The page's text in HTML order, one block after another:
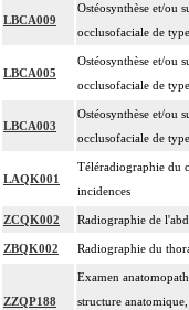
LBCA009
Ostéosynthèse et/ou
occlusofaciale de
LBCA005
Ostéosynthèse et/ou
occlusofaciale de
LBCA003
Ostéosynthèse et/ou
occlusofaciale de
LAQK001
Téléradiographie du
incidences
ZCQK002 Radiographie de
ZBQK002 Radiographie du
ZZQP188
Examen
structure